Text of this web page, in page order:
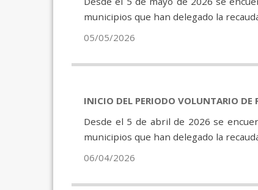
municipios que han delegado la
05/05/2026
INICIO DEL PERIODO VOLUNTARIO DE
Desde el 5 de abril de 2026 se
municipios que han delegado la
06/04/2026